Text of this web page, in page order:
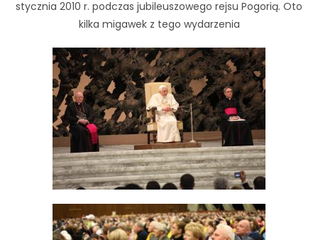
stycznia 2010 r. podczas jubileuszowego rejsu Pogorią. Oto
kilka migawek z tego wydarzenia